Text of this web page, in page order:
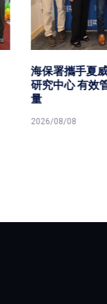
洋大學海廢
平洋海廢數